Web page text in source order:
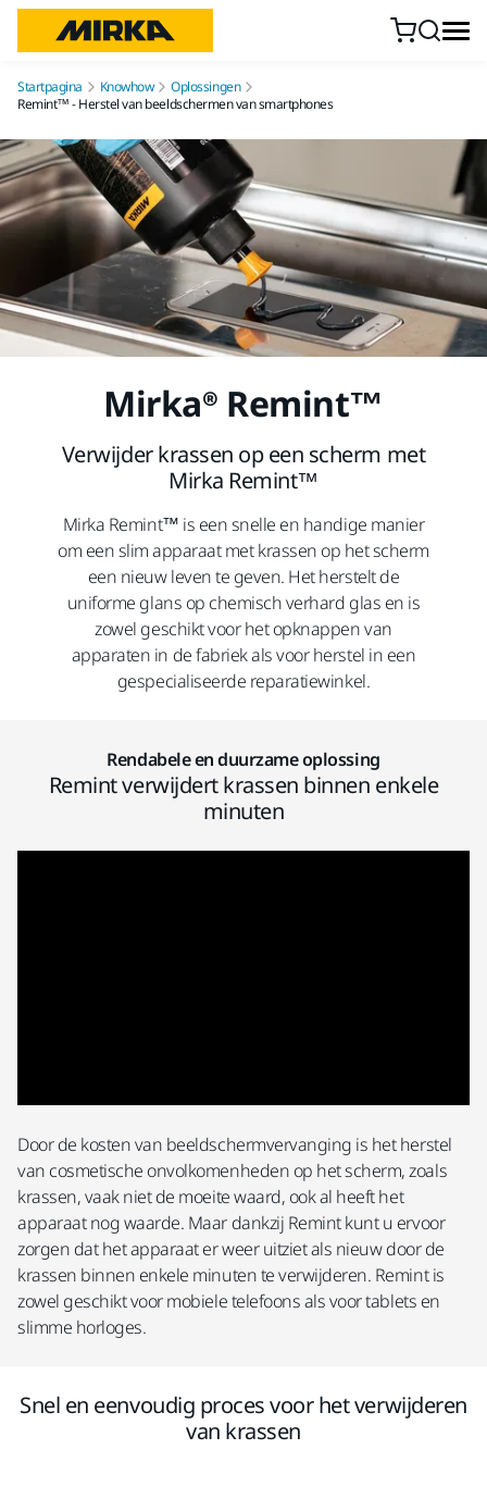
Doorgaan naar inhoud
Startpagina Knowhow
Oplossingen
Remint™ - Herstel van beeldschermen van smartphones
Mirka® Remint™
Verwijder krassen op een scherm met
Mirka Remint™
Mirka Remint™ is een snelle en handige manier
om een slim apparaat met krassen op het scherm
een nieuw leven te geven. Het herstelt de
uniforme glans op chemisch verhard glas en is
zowel geschikt voor het opknappen van
apparaten in de fabriek als voor herstel in een
gespecialiseerde reparatiewinkel.
Rendabele en duurzame oplossing
Remint verwijdert krassen binnen enkele
minuten
Door de kosten van beeldschermvervanging is het herstel
van cosmetische onvolkomenheden op het scherm, zoals
krassen, vaak niet de moeite waard, ook al heeft het
apparaat nog waarde. Maar dankzij Remint kunt u ervoor
zorgen dat het apparaat er weer uitziet als nieuw door de
krassen binnen enkele minuten te verwijderen. Remint is
zowel geschikt voor mobiele telefoons als voor tablets en
slimme horloges.
Snel en eenvoudig proces voor het verwijderen
van krassen